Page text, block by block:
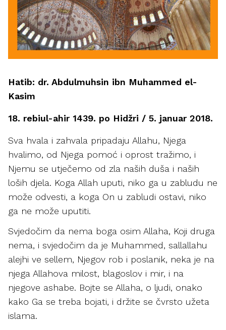
Hatib: dr. Abdulmuhsin ibn Muhammed el-
Kasim
18. rebiul-ahir 1439. po Hidžri / 5. januar 2018.
Sva hvala i zahvala pripadaju Allahu, Njega
hvalimo, od Njega pomoć i oprost tražimo, i
Njemu se utječemo od zla naših duša i naših
loših djela. Koga Allah uputi, niko ga u zabludu ne
može odvesti, a koga On u zabludi ostavi, niko
ga ne može uputiti.
Svjedočim da nema boga osim Allaha, Koji druga
nema, i svjedočim da je Muhammed, sallallahu
alejhi ve sellem, Njegov rob i poslanik, neka je na
njega Allahova milost, blagoslov i mir, i na
njegove ashabe. Bojte se Allaha, o ljudi, onako
kako Ga se treba bojati, i držite se čvrsto užeta
islama.